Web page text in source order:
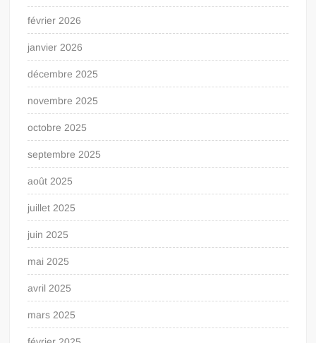
février 2026
janvier 2026
décembre 2025
novembre 2025
octobre 2025
septembre 2025
août 2025
juillet 2025
juin 2025
mai 2025
avril 2025
mars 2025